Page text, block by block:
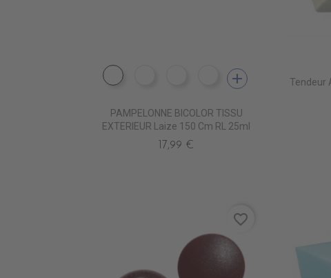
DE1009 CIGALEDE1012 MARBRE STONE
DE1006 MARBRE
add
PAMPELONNE BICOLOR TISSU
EXTERIEUR Laize 150 Cm RL 25ml
17,99 €
Tendeur
favorite_border